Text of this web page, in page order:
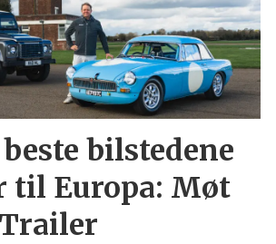
bilstedene
til Europa: Møt